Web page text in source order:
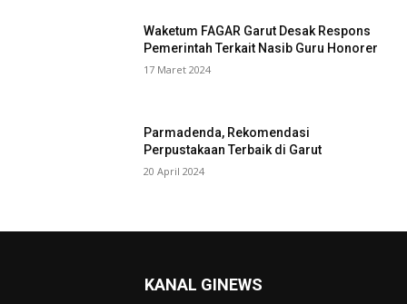
Waketum FAGAR Garut Desak Respons
Pemerintah Terkait Nasib Guru Honorer
17 Maret 2024
Parmadenda, Rekomendasi
Perpustakaan Terbaik di Garut
20 April 2024
KANAL GINEWS